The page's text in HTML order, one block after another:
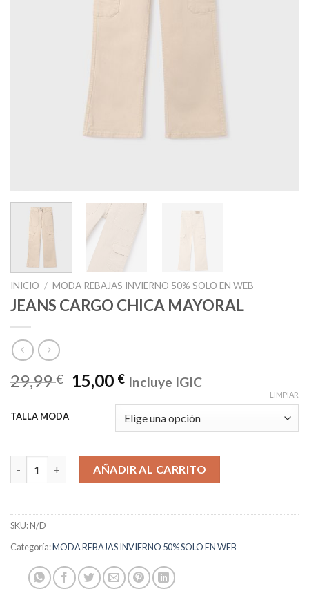
INICIO / MODA REBAJAS INVIERNO 50% SOLO EN WEB
JEANS CARGO CHICA MAYORAL
29,99€ 15,00 € Incluye IGIC
TALLA MODA
LIMPIAR
JEANS CARGO CHICA MAYORAL cantidad
AÑADIR AL CARRITO
SKU:N/D
Categoría:MODA REBAJAS INVIERNO 50% SOLO EN WEB